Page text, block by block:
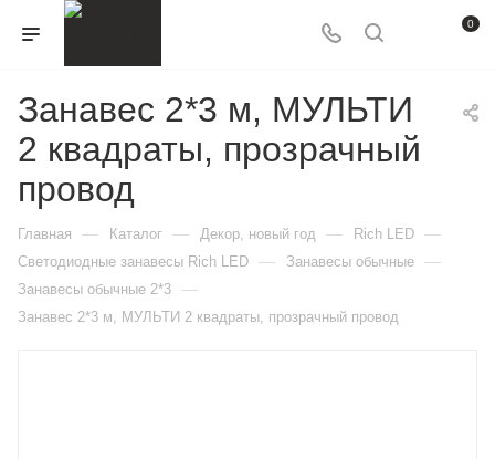
0
Занавес 2*3 м, МУЛЬТИ
2 квадраты, прозрачный
провод
Главная — Каталог — Декор, новый год — Rich LED —
Светодиодные занавесы Rich LED — Занавесы обычные —
Занавесы обычные 2*3 —
Занавес 2*3 м, МУЛЬТИ 2 квадраты, прозрачный провод